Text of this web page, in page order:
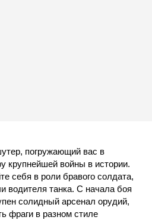
погружающий вас в
крупнейшей войны в истории.
себя в роли бравого солдата,
водителя танка. С начала боя
солидный арсенал орудий,
фраги в разном стиле